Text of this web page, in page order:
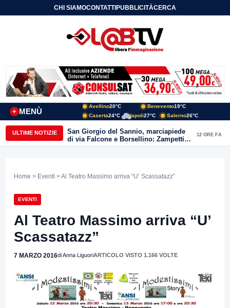
CHI SIAMOCONTATTIPUBBLICITÀCERCA
MENÙ
+
Avellino20°C Benevento19°C
Caserta24°C Napoli27°C Salerno26°C
ULTIME NOTIZIE
San Giorgio del Sannio, marciapiede
di via Falcone e Borsellino: Zampetti e
Lombardi replicano alle polemiche
12 ORE FA
Home > Eventi > Al Teatro Massimo arriva “U’ Scassatazz”
EVENTI
Al Teatro Massimo arriva “U’
Scassatazz”
7 MARZO 2016di Anna LiguoriARTICOLO VISTO 1.166 VOLTE